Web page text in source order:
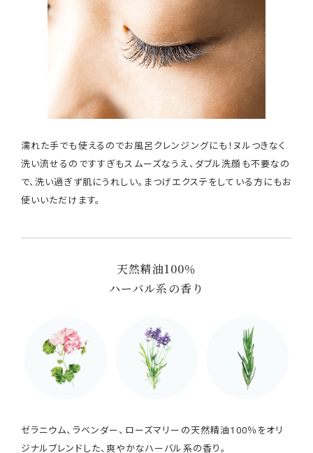
濡れた手でも使えるのでお風呂クレンジングにも！ヌルつきなく
洗い流せるのですすぎもスムーズなうえ、ダブル洗顔も不要なの
で、洗い過ぎず肌にうれしい。まつげエクステをしている方にもお
使いいただけます。
天然精油100％
ハーバル系の香り
ゼラニウム、ラベンダー、ローズマリーの天然精油100％をオリ
ジナルブレンドした、爽やかなハーバル系の香り。